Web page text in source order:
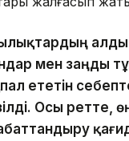
алдын
мен заңды
ететін
Осы ретте,